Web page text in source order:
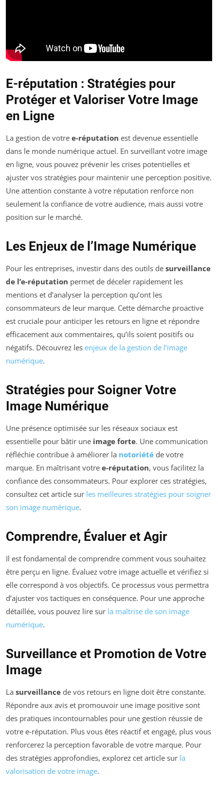
E-réputation : Stratégies pour
Protéger et Valoriser Votre Image
en Ligne
La gestion de votre e-réputation est devenue essentielle
dans le monde numérique actuel. En surveillant votre image
en ligne, vous pouvez prévenir les crises potentielles et
ajuster vos stratégies pour maintenir une perception positive.
Une attention constante à votre réputation renforce non
seulement la confiance de votre audience, mais aussi votre
position sur le marché.
Les Enjeux de l’Image Numérique
Pour les entreprises, investir dans des outils de surveillance
de l’e-réputation permet de déceler rapidement les
mentions et d’analyser la perception qu’ont les
consommateurs de leur marque. Cette démarche proactive
est cruciale pour anticiper les retours en ligne et répondre
efficacement aux commentaires, qu’ils soient positifs ou
négatifs. Découvrez les enjeux de la gestion de l’image
numérique.
Stratégies pour Soigner Votre
Image Numérique
Une présence optimisée sur les réseaux sociaux est
essentielle pour bâtir une image forte. Une communication
réfléchie contribue à améliorer la notoriété de votre
marque. En maîtrisant votre e-réputation, vous facilitez la
confiance des consommateurs. Pour explorer ces stratégies,
consultez cet article sur les meilleures stratégies pour soigner
son image numérique.
Comprendre, Évaluer et Agir
Il est fondamental de comprendre comment vous souhaitez
être perçu en ligne. Évaluez votre image actuelle et vérifiez si
elle correspond à vos objectifs. Ce processus vous permettra
d’ajuster vos tactiques en conséquence. Pour une approche
détaillée, vous pouvez lire sur la maîtrise de son image
numérique.
Surveillance et Promotion de Votre
Image
La surveillance de vos retours en ligne doit être constante.
Répondre aux avis et promouvoir une image positive sont
des pratiques incontournables pour une gestion réussie de
votre e-réputation. Plus vous êtes réactif et engagé, plus vous
renforcerez la perception favorable de votre marque. Pour
des stratégies approfondies, explorez cet article sur la
valorisation de votre image.